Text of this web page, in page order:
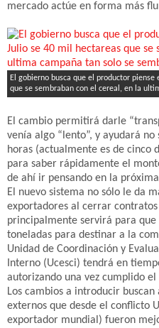
mercado actúe en forma más
El gobierno busca que el productor
que se sembraban con el cereal, en la
El cambio permitirá darle
venía algo “lento”, y ayudará
horas (actualmente es de cinco
para saber rápidamente el
de ahí ir pensando en la
El nuevo sistema no sólo le da
exportadores al cerrar
principalmente servirá para
toneladas para destinar a la
Unidad de Coordinación y
Interno (Ucesci) tendrá en
autorizando una vez cumplido el
Los cambios a introducir
externos que desde el conflicto
exportador mundial) fueron